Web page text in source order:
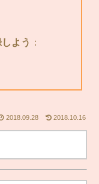
よう ：
2018.09.28 2018.10.16